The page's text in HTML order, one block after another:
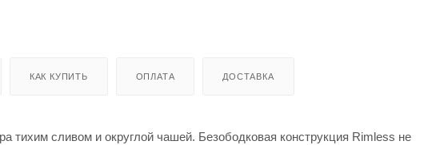
КАК КУПИТЬ ОПЛАТА ДОСТАВКА
тихим сливом и округлой чашей. Безободковая конструкция Rimless не